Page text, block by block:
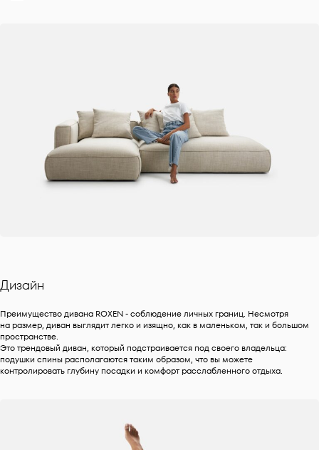
Дизайн
Преимущество дивана ROXEN - соблюдение личных границ. Несмотря
на размер, диван выглядит легко и изящно, как в маленьком, так и большом
пространстве.
Это трендовый диван, который подстраивается под своего владельца:
подушки спины располагаются таким образом, что вы можете
контролировать глубину посадки и комфорт расслабленного отдыха.